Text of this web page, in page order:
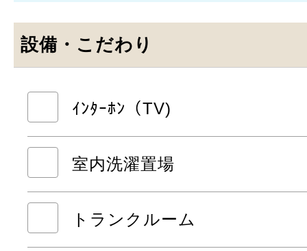
設備・こだわり
ｲﾝﾀｰﾎﾝ（TV)
室内洗濯置場
トランクルーム